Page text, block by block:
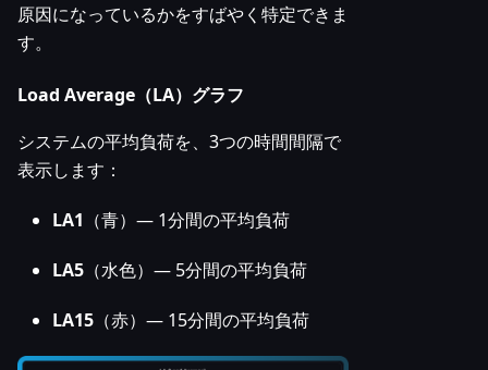
原因になっているかをすばやく特定できま
す。
Load Average（LA）グラフ
システムの平均負荷を、3つの時間間隔で
表示します：
LA1 （青）— 1分間の平均負荷
LA5 （水色）— 5分間の平均負荷
LA15 （赤）— 15分間の平均負荷